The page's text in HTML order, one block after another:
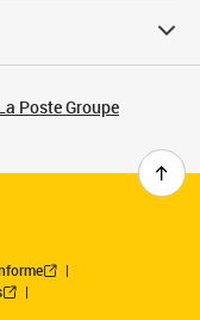
Poste Groupe